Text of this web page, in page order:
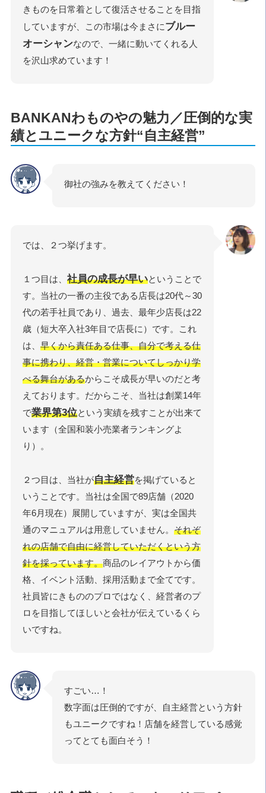
きものを日常着として復活させることを目指
していますが、この市場は今まさにブルー
オーシャンなので、一緒に動いてくれる人
を沢山求めています！
BANKANわものやの魅力／圧倒的な実
績とユニークな方針“自主経営”
御社の強みを教えてください！
では、２つ挙げます。
１つ目は、 社員の成長が早いということで
す。当社の一番の主役である店長は20代～30
代の若手社員であり、過去、最年少店長は22
歳（短大卒入社3年目で店長に）です。これ
は、 早くから責任ある仕事、自分で考える仕
事に携わり、経営・営業についてしっかり学
べる舞台があるからこそ成長が早いのだと考
えております。だからこそ、当社は創業14年
で業界第3位という実績を残すことが出来て
います（全国和装小売業者ランキングよ
り）。
２つ目は、当社が自主経営を掲げていると
いうことです。当社は全国で89店舗（2020
年6月現在）展開していますが、実は全国共
通のマニュアルは用意していません。 それぞ
れの店舗で自由に経営していただくという方
針を採っています。商品のレイアウトから価
格、イベント活動、採用活動まで全てです。
社員皆にきもののプロではなく、経営者のプ
ロを目指してほしいと会社が伝えているくら
いですね。
すごい…！
数字面は圧倒的ですが、自主経営という方針
もユニークですね！店舗を経営している感覚
ってとても面白そう！